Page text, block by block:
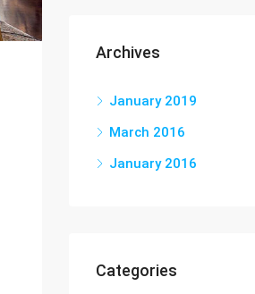
Archives
January 2019
March 2016
January 2016
Categories